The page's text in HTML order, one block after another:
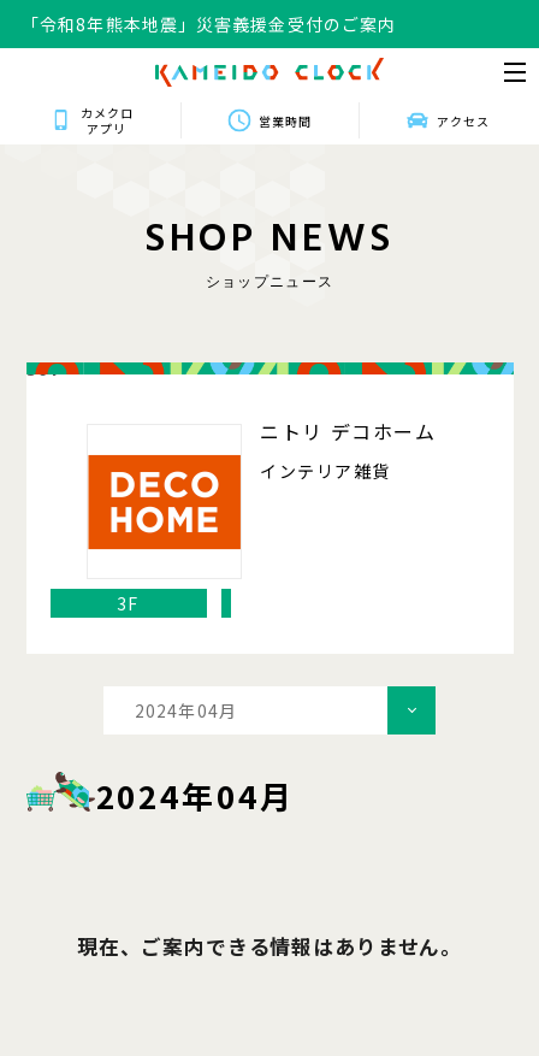
「令和8年熊本地震」災害義援金受付のご案内
カメクロ
アプリ
営業時間 アクセス
SHOP NEWS
ショップニュース
301
ニトリ デコホーム
インテリア雑貨
3F
2024年04月
2024年04月
現在、ご案内できる情報はありません。